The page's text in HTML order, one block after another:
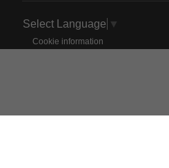
Select Language ▼
Cookie information